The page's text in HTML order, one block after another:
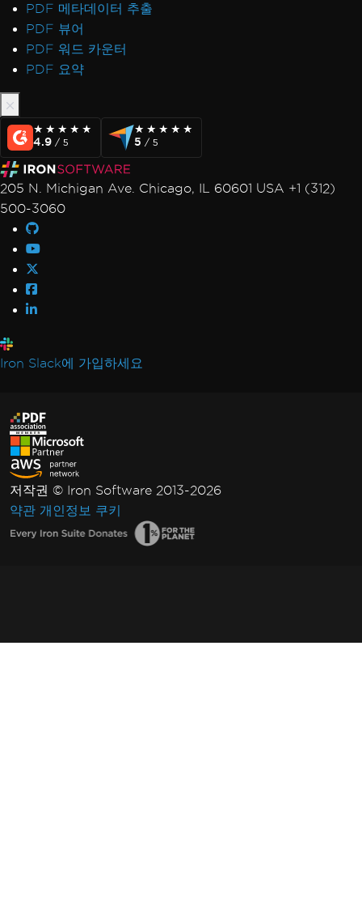
PDF 메타데이터 추출
PDF 뷰어
PDF 워드 카운터
PDF 요약
★★★★★
★★★★★
4.9 / 5
★★★★★
★★★★★
5 / 5
205 N. Michigan Ave. Chicago, IL 60601 USA +1 (312)
500-3060
Iron Slack에 가입하세요
저작권 © Iron Software 2013-2026
약관 개인정보 쿠키